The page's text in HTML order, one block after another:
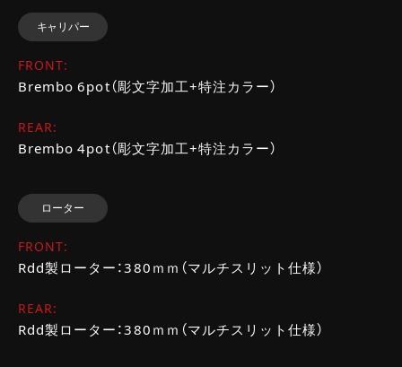
キャリパー
FRONT:
Brembo 6pot（彫文字加工+特注カラー）
REAR:
Brembo 4pot（彫文字加工+特注カラー）
ローター
FRONT:
Rdd製ローター：380ｍｍ（マルチスリット仕様）
REAR:
Rdd製ローター：380ｍｍ（マルチスリット仕様）